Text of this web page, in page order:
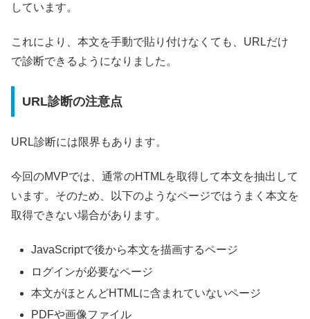
しています。
これにより、本文を手動で貼り付けなくても、URLだけ
で診断できるようになりました。
URL診断の注意点
URL診断には限界もあります。
今回のMVPでは、通常のHTMLを取得して本文を抽出して
います。そのため、以下のようなページではうまく本文を
取得できない場合があります。
JavaScriptで後から本文を描画するページ
ログインが必要なページ
本文がほとんどHTMLに含まれていないページ
PDFや画像ファイル